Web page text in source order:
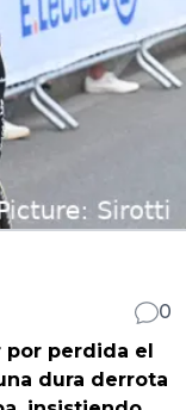
0
por perdida el
dura derrota